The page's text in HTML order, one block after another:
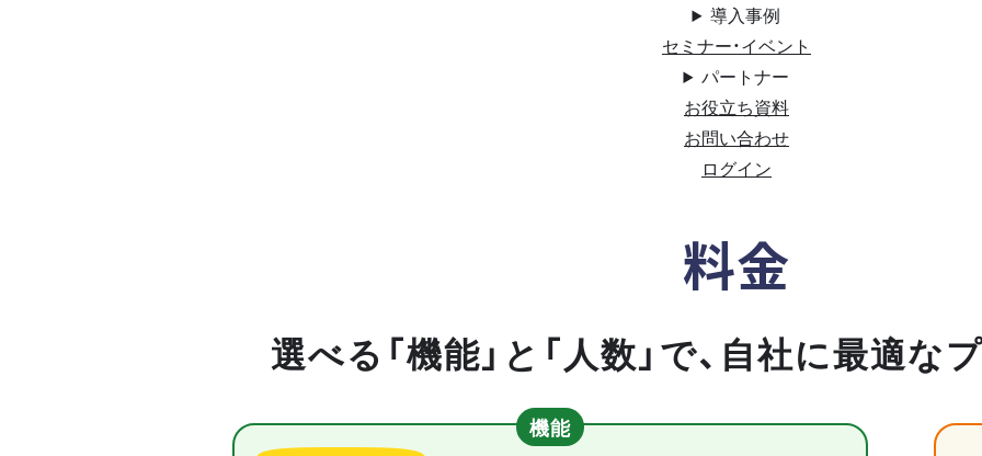
導入事例
セミナー・イベント
パートナー
お役立ち資料
お問い合わせ
ログイン
料金
選べる「機能」と「人数」で、自社に最適な
機能